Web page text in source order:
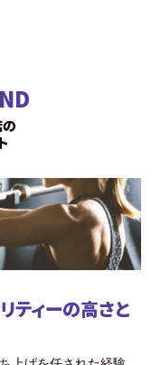
ティーの高さと